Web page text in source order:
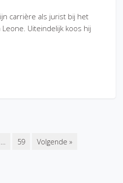
carrière als jurist bij het
Uiteindelijk koos hij
… 59 Volgende »